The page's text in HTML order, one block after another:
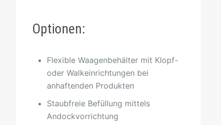
Optionen:
Flexible Waagenbehälter mit Klopf-
oder Walkeinrichtungen bei
anhaftenden Produkten
Staubfreie Befüllung mittels
Andockvorrichtung